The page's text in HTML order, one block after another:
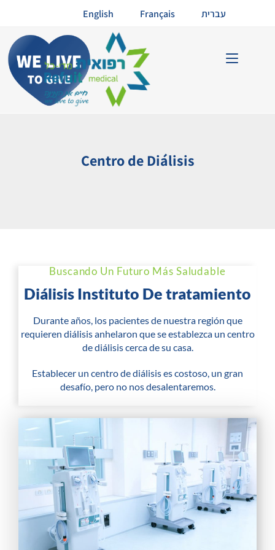
English Français עברית
Centro de Diálisis
Buscando Un Futuro Más Saludable
Diálisis Instituto De tratamiento
Durante años, los pacientes de nuestra región que
requieren diálisis anhelaron que se establezca un centro
de diálisis cerca de su casa.
Establecer un centro de diálisis es costoso, un gran
desafío, pero no nos desalentaremos.